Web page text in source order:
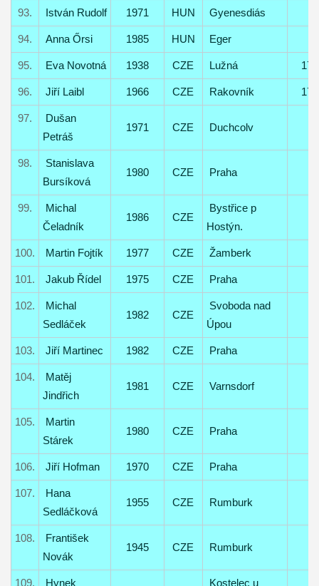
93. István Rudolf 1971 HUN Gyenesdiás
94. Anna Őrsi 1985 HUN Eger
95. Eva Novotná 1938 CZE Lužná 17
96. Jiří Laibl 1966 CZE Rakovník 17
97.
Dušan
Petráš
1971 CZE Duchcolv
98.
Stanislava
Bursíková
1980 CZE Praha
99.
Michal
Čeladník
1986 CZE
Bystřice p
Hostýn.
100. Martin Fojtík 1977 CZE Žamberk
101. Jakub Řídel 1975 CZE Praha
102.
Michal
Sedláček
1982 CZE
Svoboda nad
Úpou
103. Jiří Martinec 1982 CZE Praha
104.
Matěj
Jindřich
1981 CZE Varnsdorf
105.
Martin
Stárek
1980 CZE Praha
106. Jiří Hofman 1970 CZE Praha
107.
Hana
Sedláčková
1955 CZE Rumburk
108.
František
Novák
1945 CZE Rumburk
109. Hynek Kostelec u